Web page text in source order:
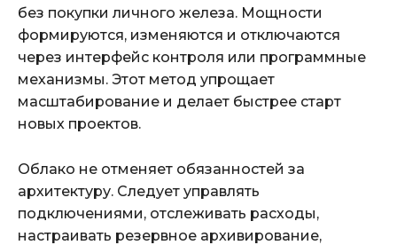
без покупки личного железа. Мощности
формируются, изменяются и отключаются
через интерфейс контроля или программные
механизмы. Этот метод упрощает
масштабирование и делает быстрее старт
новых проектов.
Облако не отменяет обязанностей за
архитектуру. Следует управлять
подключениями, отслеживать расходы,
настраивать резервное архивирование,